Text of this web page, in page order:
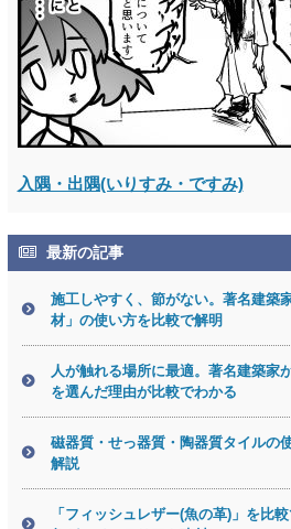
入隅・出隅(いりすみ・ですみ)
最新の記事
施工しやすく、節がない。著名建築
材」の使い方を比較で解明
人が触れる場所に最適。著名建築家
を選んだ理由が比較でわかる
磁器質・せっ器質・陶器質タイルの
解説
「フィッシュレザー(魚の革)」を比